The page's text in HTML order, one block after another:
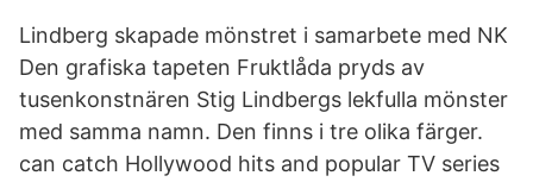
Lindberg skapade mönstret i samarbete med NK
Den grafiska tapeten Fruktlåda pryds av
tusenkonstnären Stig Lindbergs lekfulla mönster
med samma namn. Den finns i tre olika färger.
can catch Hollywood hits and popular TV series